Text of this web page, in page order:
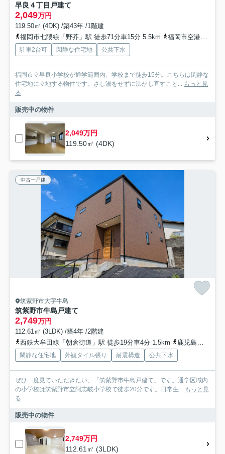
早良４丁目戸建て
2,049万円
119.50㎡ (4DK) /築43年 /1階建
福岡市七隈線「野芥」駅 徒歩71分車15分 5.5km
福岡市空港線「西新」駅 徒歩95分車29分 10.9km
駐車2台可 閑静な住宅地 公共下水
福岡市立早良小学校が通学範囲内、学校まで徒歩15分。こちらは閑静な
住宅地に立地する物件です。さし湯をせずに沸かし直すこと... もっと見
る
販売中の物件
2,049万円
119.50㎡ (4DK)
中古一戸建
筑紫野市大字牛島
筑紫野市牛島戸建て
2,749万円
112.61㎡ (3LDK) /築4年 /2階建
西鉄大牟田線「朝倉街道」駅 徒歩19分車4分 1.5km
鹿児島本線「二日市」駅 徒歩33分車13分 4.6km
閑静な住宅地 外観タイル張り 耐震構造 公共下水
ぜひ一度見ていただきたい、「筑紫野市牛島戸建て」です。通学区域内
の小学校は筑紫野市立阿志岐小学校で徒歩20分です。日常生... もっと見
る
販売中の物件
2,749万円
112.61㎡ (3LDK)